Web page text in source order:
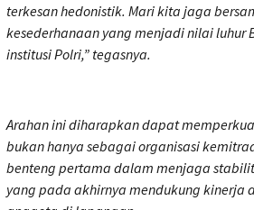
terkesan hedonistik. Mari kita jaga
kesederhanaan yang menjadi nilai luhur
institusi Polri,” tegasnya.
Arahan ini diharapkan dapat
bukan hanya sebagai organisasi
benteng pertama dalam menjaga
yang pada akhirnya mendukung kinerja